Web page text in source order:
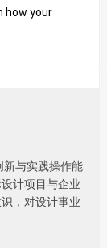
how your
新与实践操作能
计项目与企业
，对设计事业